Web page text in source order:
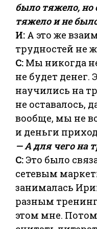
было тяжело, но
тяжело и не
И: А это же
трудностей не
С: Мы никогда
не будет
научились на
не оставалось,
вообще, мы не
и деньги
— А для чего на
С: Это было
сетевым
занималась
разным
этом мне.